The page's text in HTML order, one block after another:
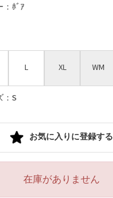
：ﾎﾞｱ
L XL WM
：S
お気に入りに登録する
在庫がありません